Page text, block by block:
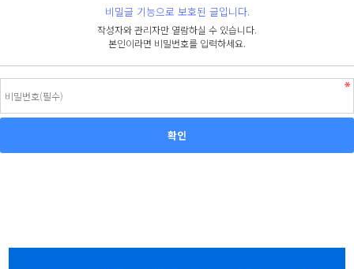
비밀글 기능으로 보호된 글입니다.
작성자와 관리자만 열람하실 수 있습니다.
본인이라면 비밀번호를 입력하세요.